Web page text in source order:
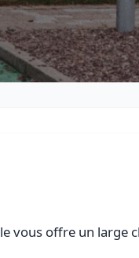
vous offre un large